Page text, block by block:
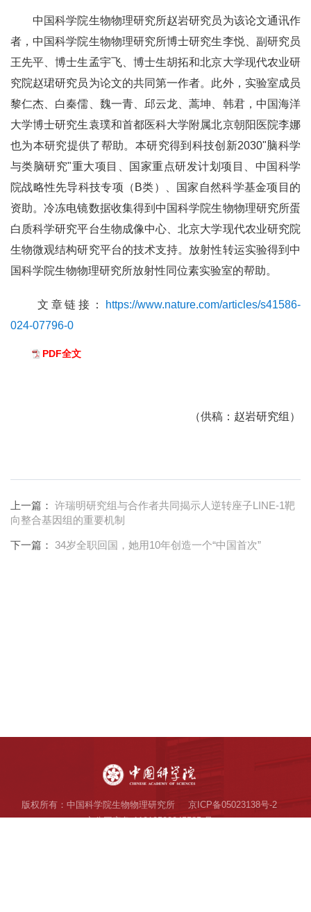
中国科学院生物物理研究所赵岩研究员为该论文通讯作
者，中国科学院生物物理研究所博士研究生李悦、副研究员
王先平、博士生孟宇飞、博士生胡拓和北京大学现代农业研
究院赵珺研究员为论文的共同第一作者。此外，实验室成员
黎仁杰、白秦儒、魏一青、邱云龙、蒿坤、韩君，中国海洋
大学博士研究生袁璞和首都医科大学附属北京朝阳医院李娜
也为本研究提供了帮助。本研究得到科技创新2030"脑科学
与类脑研究"重大项目、国家重点研发计划项目、中国科学
院战略性先导科技专项（B类）、国家自然科学基金项目的
资助。冷冻电镜数据收集得到中国科学院生物物理研究所蛋
白质科学研究平台生物成像中心、北京大学现代农业研究院
生物微观结构研究平台的技术支持。放射性转运实验得到中
国科学院生物物理研究所放射性同位素实验室的帮助。
文章链接： https://www.nature.com/articles/s41586-
024-07796-0
PDF全文
（供稿：赵岩研究组）
上一篇：
许瑞明研究组与合作者共同揭示人逆转座子LINE-1靶
向整合基因组的重要机制
下一篇： 34岁全职回国，她用10年创造一个“中国首次”
版权所有：中国科学院生物物理研究所
京ICP备05023138号-2
京公网安备 11010502045585 号